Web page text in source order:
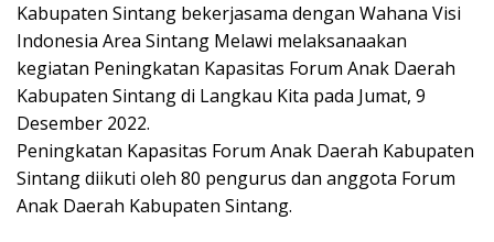
Kabupaten Sintang bekerjasama dengan Wahana Visi
Indonesia Area Sintang Melawi melaksanaakan
kegiatan Peningkatan Kapasitas Forum Anak Daerah
Kabupaten Sintang di Langkau Kita pada Jumat, 9
Desember 2022.
Peningkatan Kapasitas Forum Anak Daerah Kabupaten
Sintang diikuti oleh 80 pengurus dan anggota Forum
Anak Daerah Kabupaten Sintang.